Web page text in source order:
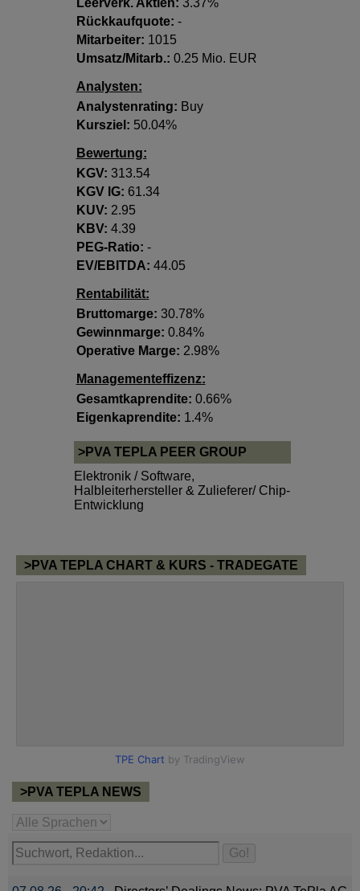
Rückkaufquote: -
Mitarbeiter: 1015
Umsatz/Mitarb.: 0.25 Mio. EUR
Analysten:
Analystenrating: Buy
Kursziel: 50.04%
Bewertung:
KGV: 313.54
KGV lG: 61.34
KUV: 2.95
KBV: 4.39
PEG-Ratio: -
EV/EBITDA: 44.05
Rentabilität:
Bruttomarge: 30.78%
Gewinnmarge: 0.84%
Operative Marge: 2.98%
Managementeffizenz:
Gesamtkaprendite: 0.66%
Eigenkaprendite: 1.4%
>PVA TEPLA PEER GROUP
Elektronik / Software,
Halbleiterhersteller & Zulieferer/ Chip-
Entwicklung
>PVA TEPLA CHART & KURS - TRADEGATE
>PVA TEPLA NEWS